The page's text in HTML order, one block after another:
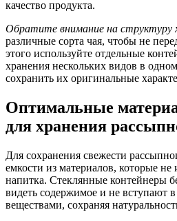
качество продукта.
Обратите внимание на структуру
различные сорта чая, чтобы не
этого используйте отдельные
хранения нескольких видов в
сохранить их оригинальные
Оптимальные
для хранения
Для сохранения свежести
емкости из материалов, которые
напитка. Стеклянные контейнеры
видеть содержимое и не вступают
веществами, сохраняя